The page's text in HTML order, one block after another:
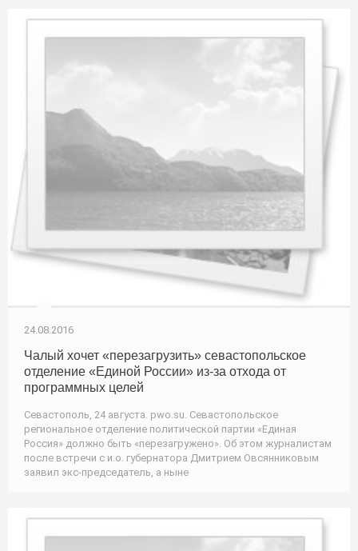
24.08.2016
Чалый хочет «перезагрузить» севастопольское
отделение «Единой России» из-за отхода от
программных целей
Севастополь, 24 августа. pwo.su. Севастопольское
региональное отделение политической партии «Единая
Россия» должно быть «перезагружено». Об этом журналистам
после встречи с и.о. губернатора Дмитрием Овсянниковым
заявил экс-председатель, а ныне